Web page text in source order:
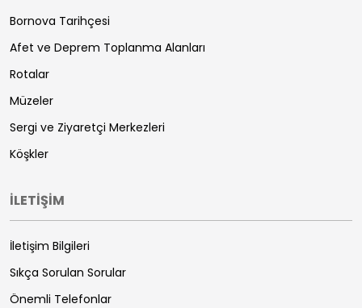
Bornova Tarihçesi
Afet ve Deprem Toplanma Alanları
Rotalar
Müzeler
Sergi ve Ziyaretçi Merkezleri
Köşkler
İLETİŞİM
İletişim Bilgileri
Sıkça Sorulan Sorular
Önemli Telefonlar